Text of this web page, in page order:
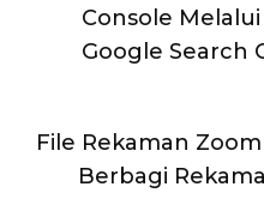
Console
Google Search
File Rekaman
Berbagi